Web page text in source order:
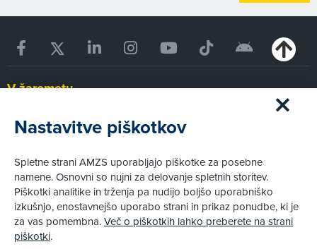
V žarometu
Avto-moto
Šport
Test
Pnevmatike
Otroški varnostni sedeži
Nastavitve piškotkov
Spletne strani AMZS uporabljajo piškotke za posebne
namene. Osnovni so nujni za delovanje spletnih storitev.
Piškotki analitike in trženja pa nudijo boljšo uporabniško
izkušnjo, enostavnejšo uporabo strani in prikaz ponudbe, ki je
za vas pomembna.Več o piškotkih lahko preberete na strani
piškotki.